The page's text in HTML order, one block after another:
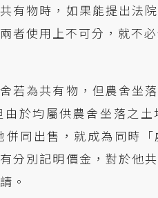
有物時，如果能提出法院
者使用上不可分，就不
若為共有物，但農舍坐
於均屬供農舍坐落之
同出售，就成為同時「
分別記明價金，對於他
。